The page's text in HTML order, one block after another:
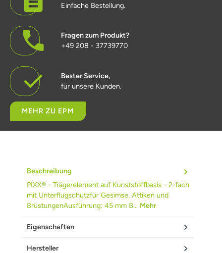
Einfache Bestellung.
Fragen zum Produkt?
+49 208 - 37739770
Bester Service,
für unsere Kunden.
MEHR ZU EPM
Beschreibung
PIXX® - Trägerelement auf Kunststoffbasis - 2-fach
mit Unterflugschutzfür Gesimse, Attiken und
BrüstungenAusführung: 45 mm B… Mehr
Eigenschaften
Hersteller